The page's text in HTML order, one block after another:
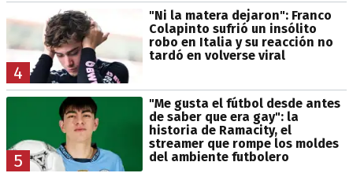
4
"Ni la matera dejaron": Franco
Colapinto sufrió un insólito
robo en Italia y su reacción no
tardó en volverse viral
5
"Me gusta el fútbol desde antes
de saber que era gay": la
historia de Ramacity, el
streamer que rompe los moldes
del ambiente futbolero